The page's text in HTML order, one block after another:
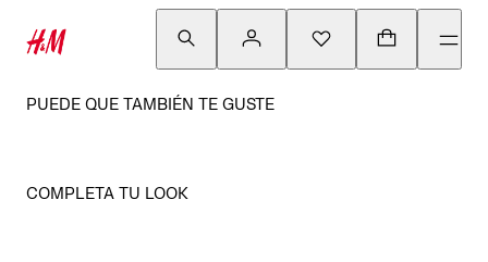
PUEDE QUE TAMBIÉN TE GUSTE
COMPLETA TU LOOK